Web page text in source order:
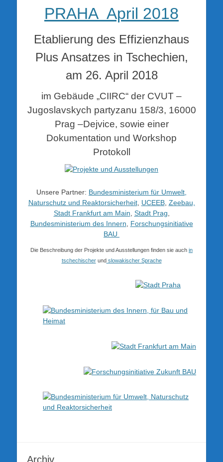
PRAHA April 2018
Etablierung des Effizienzhaus
Plus Ansatzes in Tschechien,
am 26. April 2018
im Gebäude „CIIRC“ der CVUT –
Jugoslavskych partyzanu 158/3, 16000
Prag –Dejvice, sowie einer
Dokumentation und Workshop
Protokoll
Unsere Partner: Bundesministerium für Umwelt,
Naturschutz und Reaktorsicherheit, UCEEB, Zeebau,
Stadt Frankfurt am Main Stadt Prag
Bundesministerium des Innern
Forschungsinitiative
BAU
Die Beschreibung der Projekte und Ausstellungen finden sie auch in
tschechischerundslowakischer Sprache
Archiv